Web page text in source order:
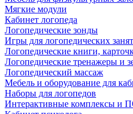
Мягкие модули
Кабинет логопеда
Логопедические зонды
Игры для логопедических
Логопедические книги,
Логопедические тренажеры и
Логопедический массаж
Мебель и оборудование для
Наборы для логопедов
Интерактивные комплексы и